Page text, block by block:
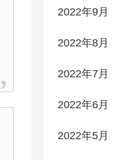
2022年9月
2022年8月
2022年7月
2022年6月
2022年5月